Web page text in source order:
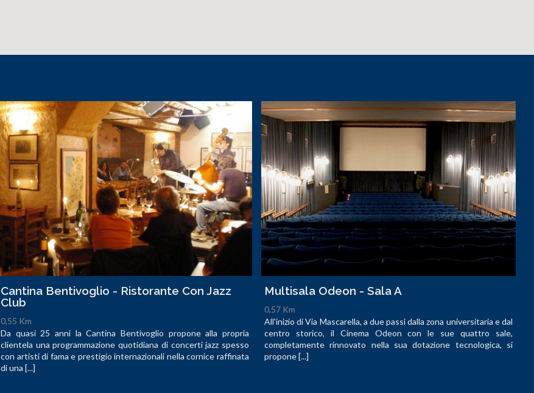
Cantina Bentivoglio - Ristorante Con Jazz
Club
0,55 Km
Da quasi 25 anni la Cantina Bentivoglio propone alla propria
clientela una programmazione quotidiana di concerti jazz spesso
con artisti di fama e prestigio internazionali nella cornice raffinata
di una [...]
Multisala Odeon - Sala A
0,57 Km
All'inizio di Via Mascarella, a due passi dalla zona universitaria e dal
centro storico, il Cinema Odeon con le sue quattro sale,
completamente rinnovato nella sua dotazione tecnologica, si
propone [...]